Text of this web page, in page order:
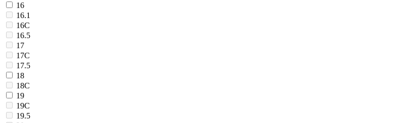
16
16.1
16C
16.5
17
17C
17.5
18
18C
19
19C
19.5